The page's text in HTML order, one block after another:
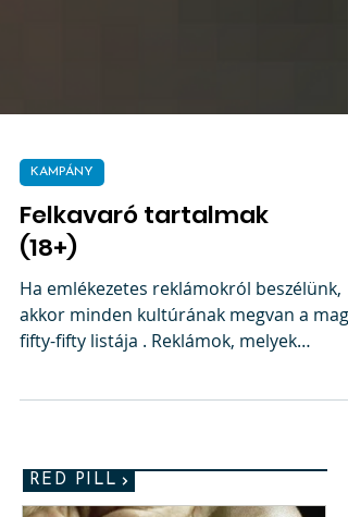
KAMPÁNY
Felkavaró tartalmak
(18+)
Ha emlékezetes reklámokról beszélünk,
fifty-fifty listája . Reklámok, melyek